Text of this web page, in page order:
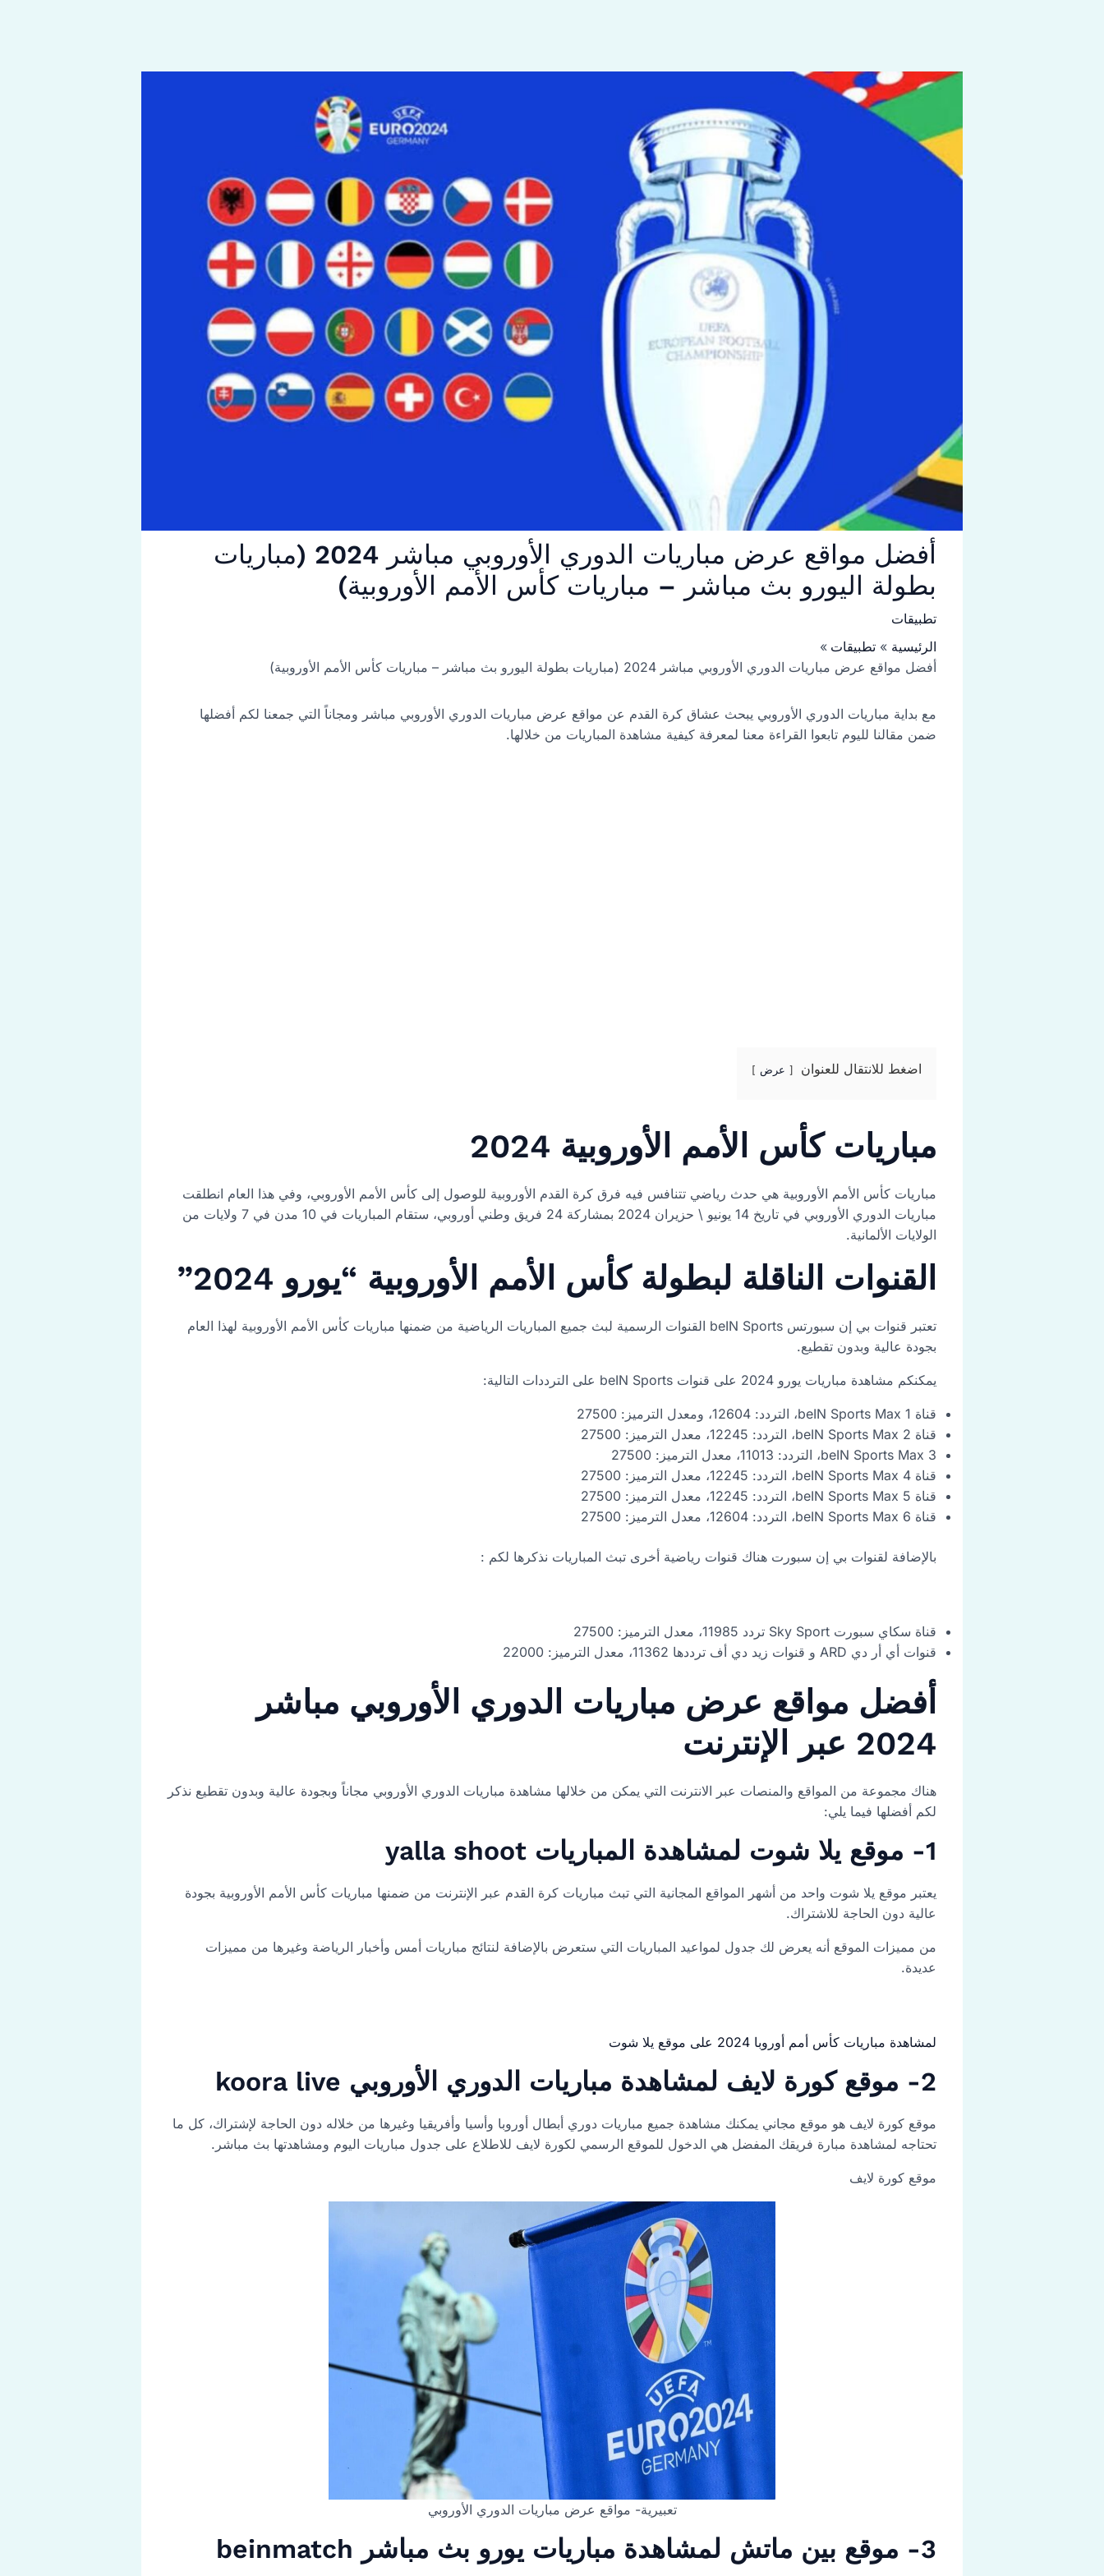
أفضل مواقع عرض مباريات الدوري الأوروبي مباشر 2024 (مباريات
بطولة اليورو بث مباشر – مباريات كأس الأمم الأوروبية)
تطبيقات
الرئيسية
تطبيقات
أفضل مواقع عرض مباريات الدوري الأوروبي مباشر 2024 (مباريات بطولة اليورو بث مباشر – مباريات كأس الأمم الأوروبية)
مع بداية مباريات الدوري الأوروبي يبحث عشاق كرة القدم عن مواقع عرض مباريات الدوري الأوروبي مباشر ومجاناً التي جمعنا لكم أفضلها
ضمن مقالنا لليوم تابعوا القراءة معنا لمعرفة كيفية مشاهدة المباريات من خلالها.
اضغط للانتقال للعنوان عرض
مباريات كأس الأمم الأوروبية 2024
مباريات كأس الأمم الأوروبية هي حدث رياضي تتنافس فيه فرق كرة القدم الأوروبية للوصول إلى كأس الأمم الأوروبي، وفي هذا العام انطلقت
مباريات الدوري الأوروبي في تاريخ 14 يونيو \ حزيران 2024 بمشاركة 24 فريق وطني أوروبي، ستقام المباريات في 10 مدن في 7 ولايات من
الولايات الألمانية.
القنوات الناقلة لبطولة كأس الأمم الأوروبية “يورو 2024”
تعتبر قنوات بي إن سبورتس beIN Sports القنوات الرسمية لبث جميع المباريات الرياضية من ضمنها مباريات كأس الأمم الأوروبية لهذا العام
بجودة عالية وبدون تقطيع.
يمكنكم مشاهدة مباريات يورو 2024 على قنوات beIN Sports على الترددات التالية:
قناة beIN Sports Max 1، التردد: 12604، ومعدل الترميز: 27500
قناة beIN Sports Max 2، التردد: 12245، معدل الترميز: 27500
beIN Sports Max 3، التردد: 11013، معدل الترميز: 27500
قناة beIN Sports Max 4، التردد: 12245، معدل الترميز: 27500
قناة beIN Sports Max 5، التردد: 12245، معدل الترميز: 27500
قناة beIN Sports Max 6، التردد: 12604، معدل الترميز: 27500
بالإضافة لقنوات بي إن سبورت هناك قنوات رياضية أخرى تبث المباريات نذكرها لكم :
قناة سكاي سبورت Sky Sport
تردد 11985، معدل الترميز: 27500
قنوات أي أر دي ARD و قنوات زيد دي أف ترددها 11362، معدل الترميز: 22000
أفضل مواقع عرض مباريات الدوري الأوروبي مباشر
2024 عبر الإنترنت
هناك مجموعة من المواقع والمنصات عبر الانترنت التي يمكن من خلالها مشاهدة مباريات الدوري الأوروبي مجاناً وبجودة عالية وبدون تقطيع نذكر
لكم أفضلها فيما يلي:
1- موقع يلا شوت لمشاهدة المباريات yalla shoot
يعتبر موقع يلا شوت واحد من أشهر المواقع المجانية التي تبث مباريات كرة القدم عبر الإنترنت من ضمنها مباريات كأس الأمم الأوروبية بجودة
عالية دون الحاجة للاشتراك.
من مميزات الموقع أنه يعرض لك جدول لمواعيد المباريات التي ستعرض بالإضافة لنتائج مباريات أمس وأخبار الرياضة وغيرها من مميزات
عديدة.
لمشاهدة مباريات كأس أمم أوروبا 2024 على موقع يلا شوت
2- موقع كورة لايف لمشاهدة مباريات الدوري الأوروبي koora live
موقع كورة لايف هو موقع مجاني يمكنك مشاهدة جميع مباريات دوري أبطال أوروبا وأسيا وأفريقيا وغيرها من خلاله دون الحاجة لإشتراك، كل ما
تحتاجه لمشاهدة مبارة فريقك المفضل هي الدخول للموقع الرسمي لكورة لايف للاطلاع على جدول مباريات اليوم ومشاهدتها بث مباشر.
موقع كورة لايف
تعبيرية- مواقع عرض مباريات الدوري الأوروبي
3- موقع بين ماتش لمشاهدة مباريات يورو بث مباشر beinmatch